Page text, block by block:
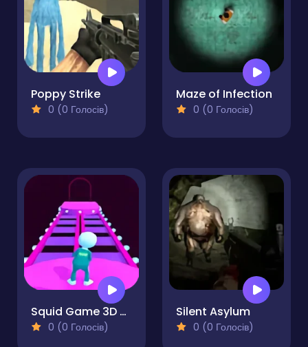
Poppy Strike
0 (0 Голосів)
Maze of Infection
0 (0 Голосів)
Squid Game 3D Survival Squad
0 (0 Голосів)
Silent Asylum
0 (0 Голосів)